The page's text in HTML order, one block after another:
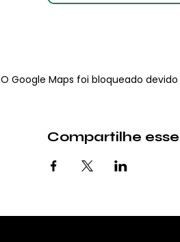
O Google Maps foi bloqueado
Compartilhe